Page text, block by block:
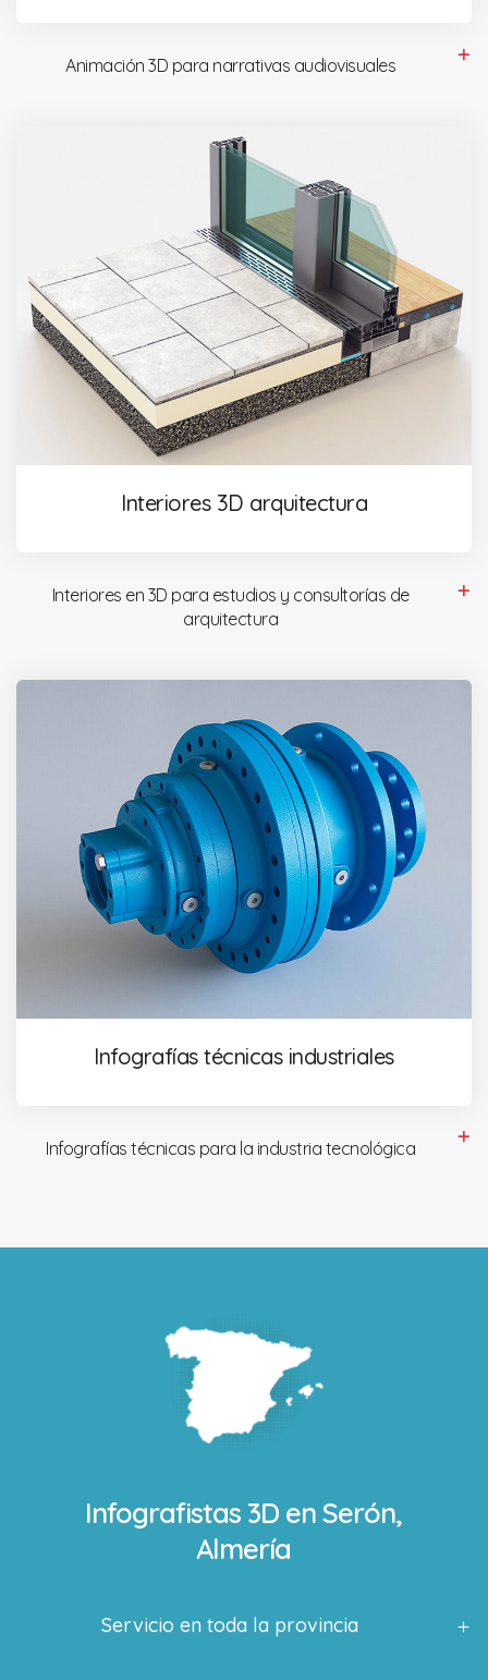
Animación 3D para narrativas audiovisuales
Interiores 3D arquitectura
Interiores en 3D para estudios y consultorías de
arquitectura
Infografías técnicas industriales
Infografías técnicas para la industria tecnológica
Infografistas 3D enSerón,
Almería
Servicio en toda la provincia